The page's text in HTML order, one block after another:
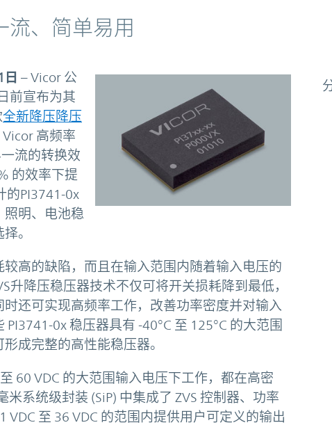
流、简单易用
– Vicor 公
前宣布为其
全新降压降压
高频率
流的转换效
的效率下提
的PI3741-0x
照明、电池稳
。
高的缺陷，而且在输入范围内随着输入电压的
升降压稳压器技术不仅可将开关损耗降到最低，
还可实现高频率工作，改善功率密度并对输入
0x 稳压器具有 -40°C 至 125°C 的大范围
成完整的高性能稳压器。
60 VDC 的大范围输入电压下工作，都在高密
系统级封装 (SiP) 中集成了 ZVS 控制器、功率
至 36 VDC 的范围内提供用户可定义的输出